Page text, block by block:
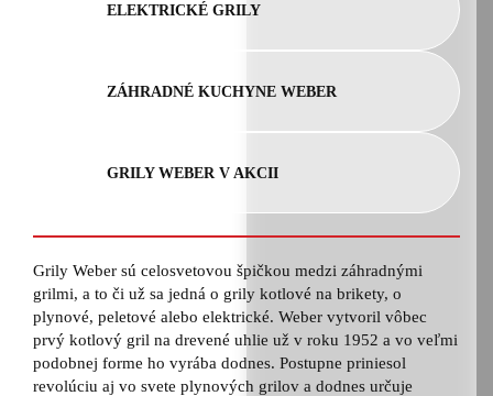
ELEKTRICKÉ GRILY
ZÁHRADNÉ KUCHYNE WEBER
GRILY WEBER V AKCII
Grily Weber sú celosvetovou špičkou medzi záhradnými
grilmi, a to či už sa jedná o grily kotlové na brikety, o
plynové, peletové alebo elektrické. Weber vytvoril vôbec
prvý kotlový gril na drevené uhlie už v roku 1952 a vo veľmi
podobnej forme ho vyrába dodnes. Postupne priniesol
revolúciu aj vo svete plynových grilov a dodnes určuje